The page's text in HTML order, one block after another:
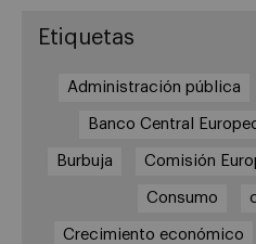
Etiquetas
Administración pública
Banco Central
Burbuja Comisión
Consumo
Crecimiento económico